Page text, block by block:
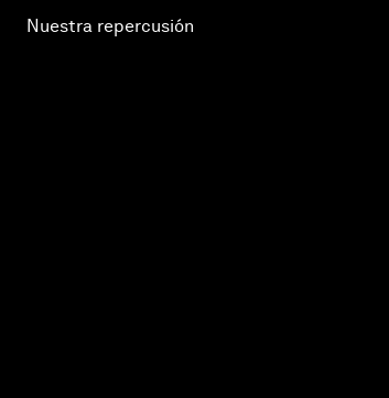
Nuestra repercusión